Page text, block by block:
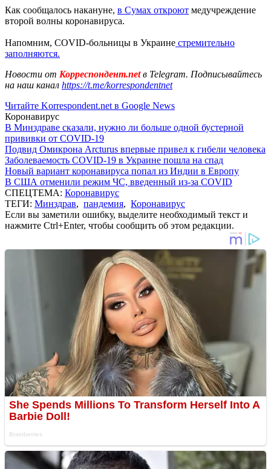
Как сообщалось накануне, в Сумах откроют медучреждение
второй волны коронавируса.
Напомним, COVID-больницы в Украине стремительно
заполняются.
Новости от Корреспондент.netв Telegram. Подписывайтесь
на наш канал https://t.me/korrespondentnet
Читайте Korrespondent.net в Google News
Коронавирус
В Минздраве сказали, нужно ли больше одной бустерной
прививки от COVID-19
Подвид Омикрона Arcturus впервые привел к гибели человека
Заболеваемость COVID-19 в Украине пошла на спад
Новый вариант коронавируса попал из Индии в Европу
В США отменили режим ЧС, введенный из-за COVID
СПЕЦТЕМА: Коронавирус
ТЕГИ: Минздрав, пандемия, Коронавирус
Если вы заметили ошибку, выделите необходимый текст и
нажмите Ctrl+Enter, чтобы сообщить об этом редакции.